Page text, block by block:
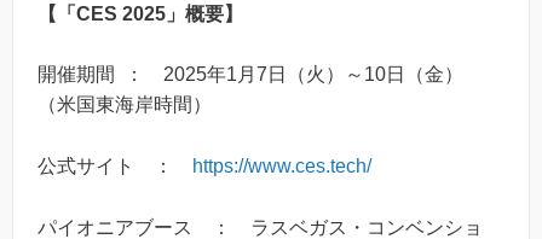
【「CES 2025」概要】
開催期間 ： 2025年1月7日（火）～10日（金）
（米国東海岸時間）
公式サイト ： https://www.ces.tech/
パイオニアブース ： ラスベガス・コンベンショ